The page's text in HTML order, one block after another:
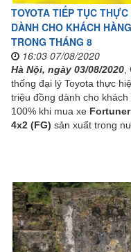
TOYOTA TIẾP TỤC
DÀNH CHO KHÁCH
TRONG THÁNG 8
16:03 07/08/2020
Hà Nội, ngày 03/08/2020
thống đại lý Toyota thực
triệu đồng dành cho
100% khi mua xe
4x2 (FG) sản xuất trong